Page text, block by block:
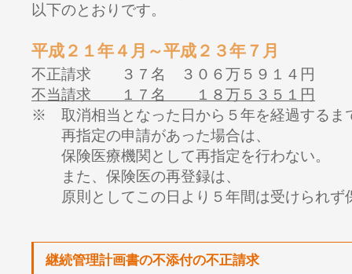
以下のとおりです。
平成２１年４月～平成２３年７月
不正請求 ３７名 ３０６万５９１４円
不当請求 １７名 １８万５３５１円
※ 取消相当となった日から５年を経過するま
再指定の申請があった場合は、
保険医療機関として再指定を行わない。
また、保険医の再登録は、
原則としてこの日より５年間は受けられず
継続管理計画書の不添付の不正請求